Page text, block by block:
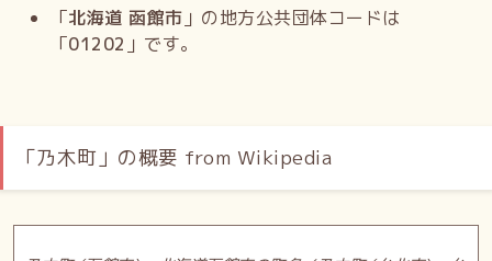
「北海道 函館市 」の地方公共団体コードは
「01202 」です。
「乃木町」の概要 from Wikipedia